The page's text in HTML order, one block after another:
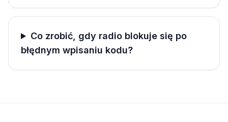
Co zrobić, gdy radio blokuje się po
błędnym wpisaniu kodu?